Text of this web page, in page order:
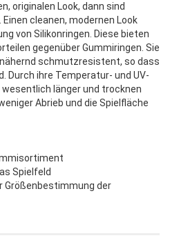
originalen Look, dann sind
cleanen, modernen Look
von Silikonringen. Diese bieten
gegenüber Gummiringen. Sie
schmutzresistent, so dass
Durch ihre Temperatur- und UV-
länger und trocknen
Abrieb und die Spielfläche
Spielfeld
Größenbestimmung der